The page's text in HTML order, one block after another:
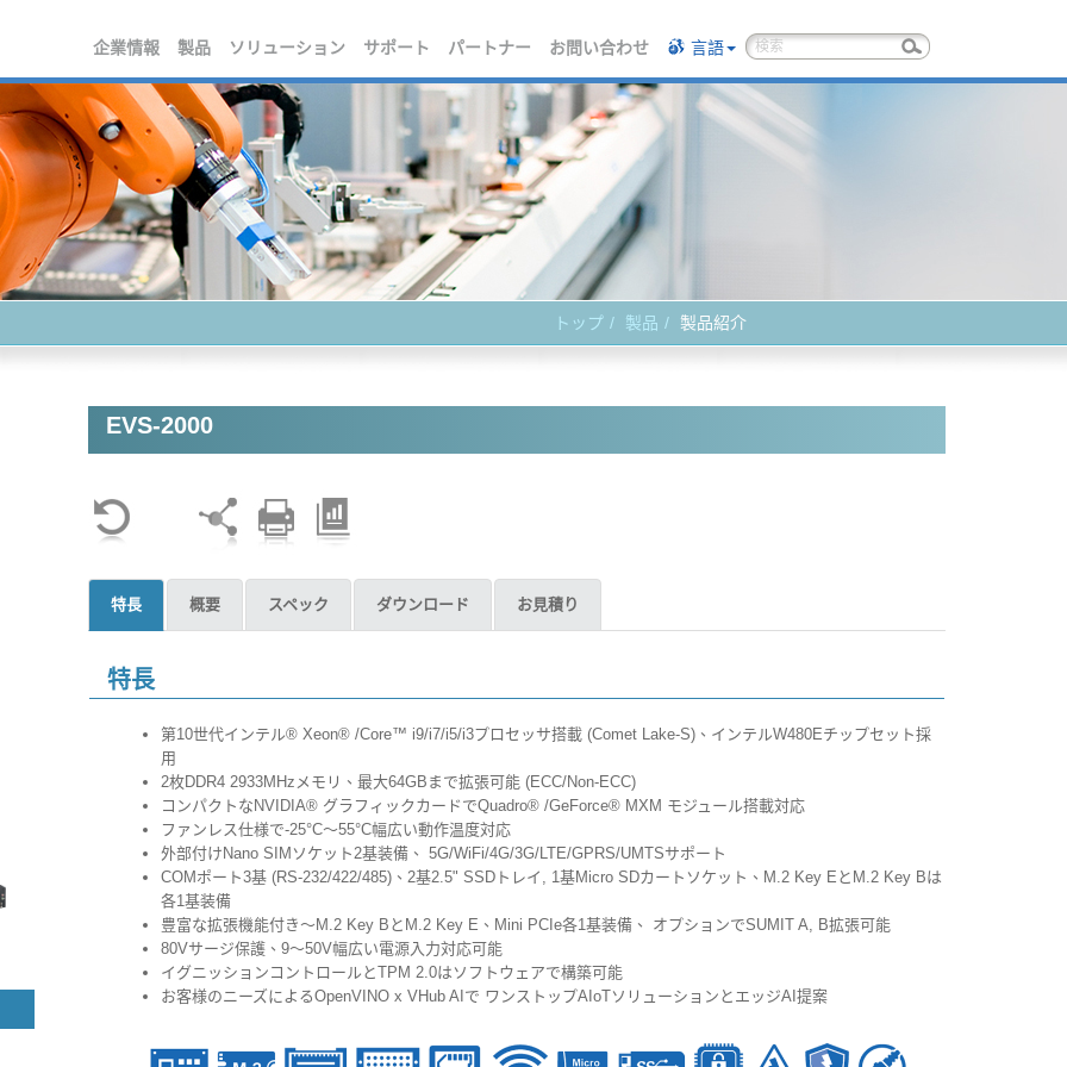
企業情報 製品 ソリューション サポート パートナー お問い合わせ 言語
トップ 製品 製品紹介
EVS-2000
特長 概要 スペック ダウンロード お見積り
特長
第10世代インテル® Xeon® /Core™ i9/i7/i5/i3プロセッサ搭載 (Comet Lake-S)、インテルW480Eチップセット採
用
2枚DDR4 2933MHzメモリ、最大64GBまで拡張可能 (ECC/Non-ECC)
コンパクトなNVIDIA® グラフィックカードでQuadro® /GeForce® MXM モジュール搭載対応
ファンレス仕様で-25°C～55°C幅広い動作温度対応
外部付けNano SIMソケット2基装備、 5G/WiFi/4G/3G/LTE/GPRS/UMTSサポート
COMポート3基 (RS-232/422/485)、2基2.5" SSDトレイ, 1基Micro SDカートソケット、M.2 Key EとM.2 Key Bは
各1基装備
豊富な拡張機能付き～M.2 Key BとM.2 Key E、Mini PCIe各1基装備、 オプションでSUMIT A, B拡張可能
80Vサージ保護、9～50V幅広い電源入力対応可能
イグニッションコントロールとTPM 2.0はソフトウェアで構築可能
お客様のニーズによるOpenVINO x VHub AIで ワンストップAIoTソリューションとエッジAI提案